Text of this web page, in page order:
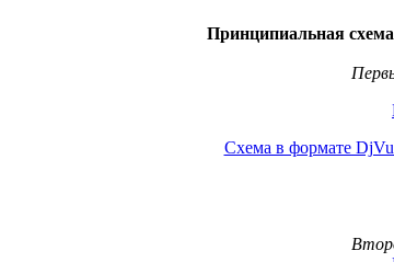
Принципиальная
Схема в формате